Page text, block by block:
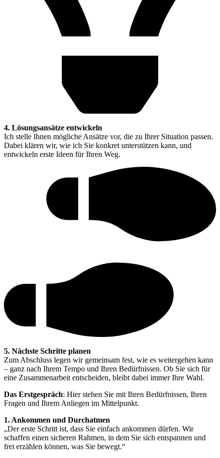
4. Lösungsansätze entwickeln
Ich stelle Ihnen mögliche Ansätze vor, die zu Ihrer Situation passen.
Dabei klären wir, wie ich Sie konkret unterstützen kann, und
entwickeln erste Ideen für Ihren Weg.
5. Nächste Schritte planen
Zum Abschluss legen wir gemeinsam fest, wie es weitergehen kann
– ganz nach Ihrem Tempo und Ihren Bedürfnissen. Ob Sie sich für
eine Zusammenarbeit entscheiden, bleibt dabei immer Ihre Wahl.
Das Erstgespräch: Hier stehen Sie mit Ihren Bedürfnissen, Ihren
Fragen und Ihrem Anliegen im Mittelpunkt.
1. Ankommen und Durchatmen
„Der erste Schritt ist, dass Sie einfach ankommen dürfen. Wir
schaffen einen sicheren Rahmen, in dem Sie sich entspannen und
frei erzählen können, was Sie bewegt.“